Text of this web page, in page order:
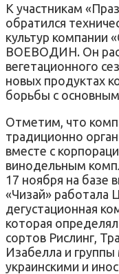
К участникам
обратился
культур компании
ВОЕВОДИН. Он
вегетационного
новых продуктах
борьбы с
Отметим, что
традиционно
вместе с
винодельным
17 ноября на базе
«Чизай» работала
дегустационная
которая
сортов Рислинг,
Изабелла и
украинскими и